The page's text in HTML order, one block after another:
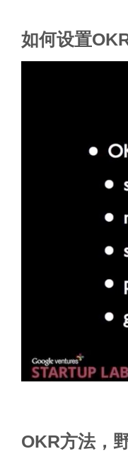
如何设置
OKR方法，